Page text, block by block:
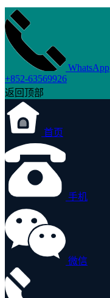
WhatsApp
+852-63569926
返回顶部
首页
手机
微信